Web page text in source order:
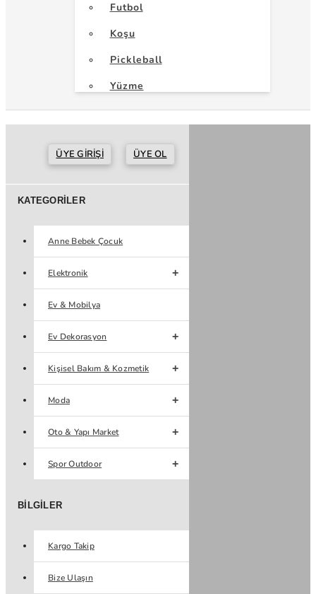
Futbol
Koşu
Pickleball
Yüzme
ÜYE GIRIŞI ÜYE OL
KATEGORILER
Anne Bebek Çocuk
Elektronik
Ev & Mobilya
Ev Dekorasyon
Kişisel Bakım & Kozmetik
Moda
Oto & Yapı Market
Spor Outdoor
BILGILER
Kargo Takip
Bize Ulaşın